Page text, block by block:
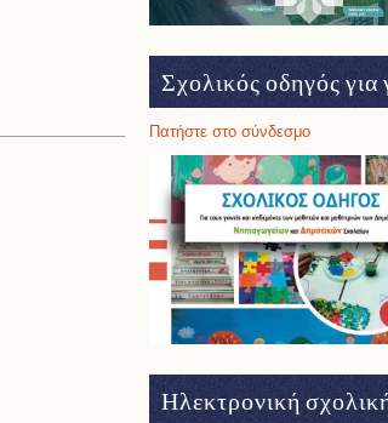
Σχολικός οδηγός για
Πατήστε στο σύνδεσμο
Ηλεκτρονική